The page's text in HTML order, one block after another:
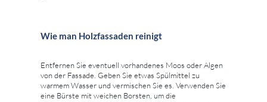
Wie man Holzfassaden reinigt
Entfernen Sie eventuell vorhandenes Moos oder Algen
von der Fassade. Geben Sie etwas Spülmittel zu
warmem Wasser und vermischen Sie es. Verwenden Sie
eine Bürste mit weichen Borsten, um die